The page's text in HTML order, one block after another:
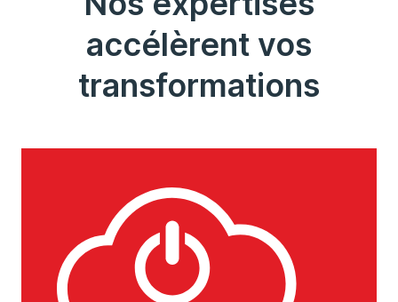
accélèrent vos
transformations